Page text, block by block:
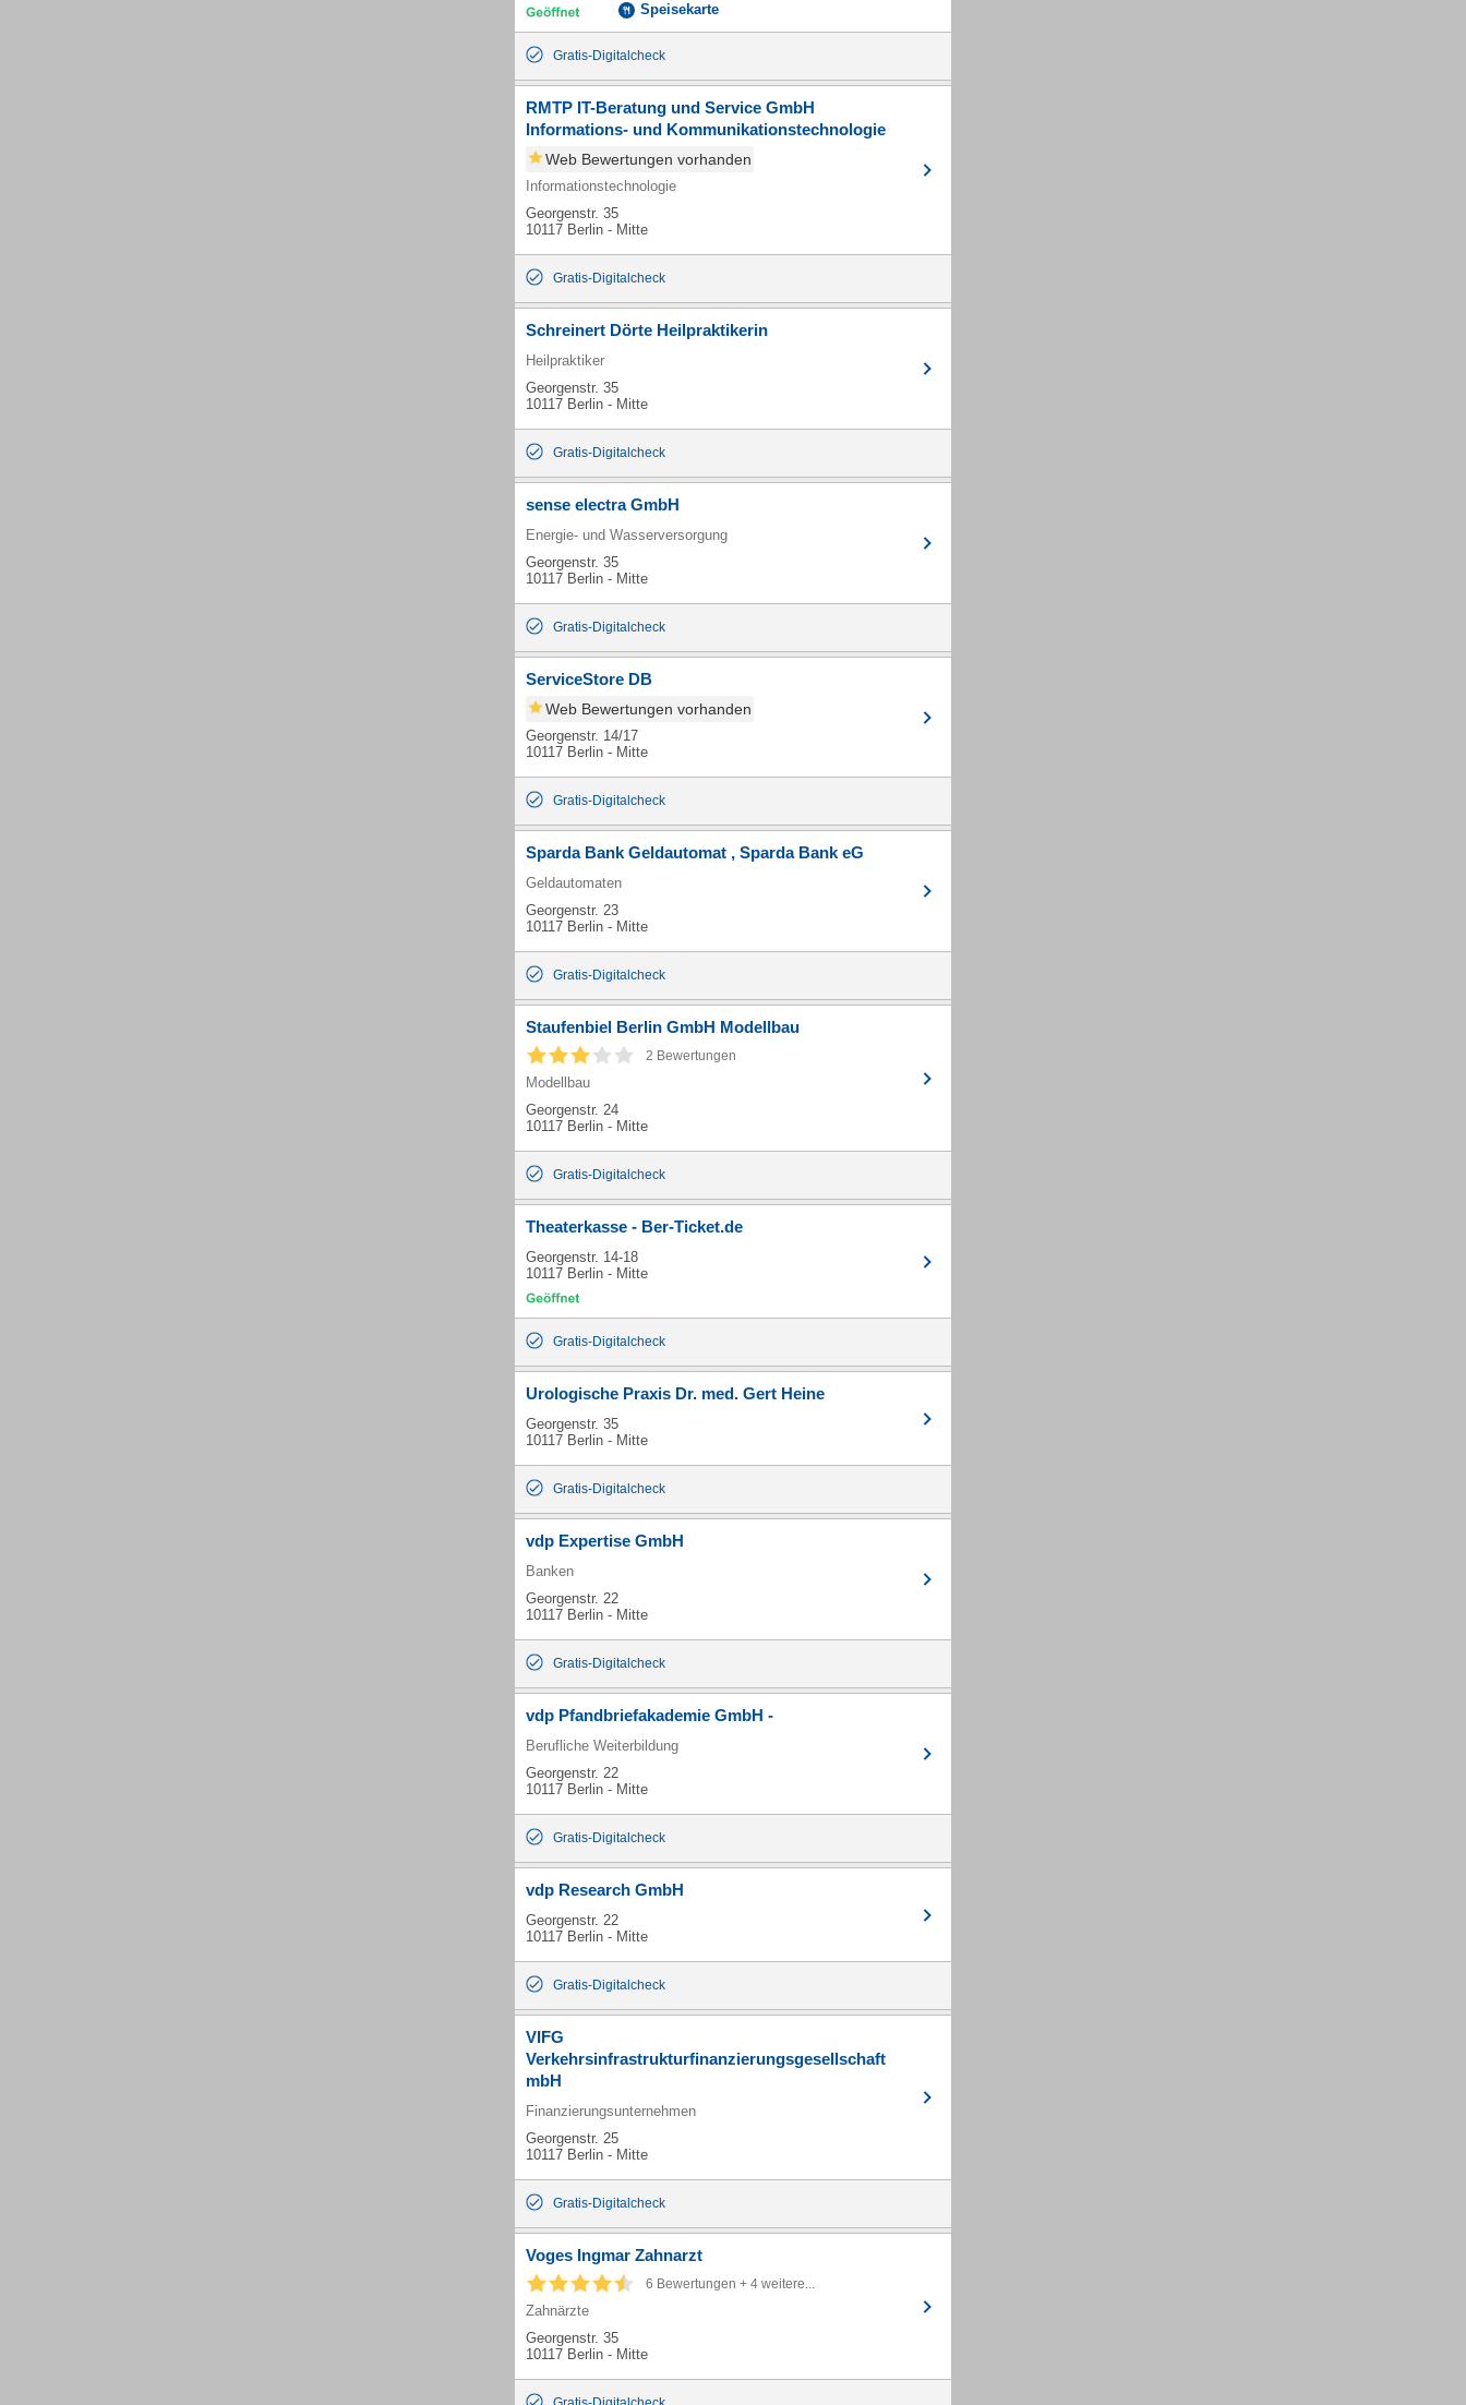
Speisekarte
Gratis-Digitalcheck
RMTP IT-Beratung und Service GmbH
Informations- und Kommunikationstechnologie
Web Bewertungen vorhanden
Informationstechnologie
Georgenstr. 35
10117 Berlin - Mitte
Gratis-Digitalcheck
Schreinert Dörte Heilpraktikerin
Heilpraktiker
Georgenstr. 35
10117 Berlin - Mitte
Gratis-Digitalcheck
sense electra GmbH
Energie- und Wasserversorgung
Georgenstr. 35
10117 Berlin - Mitte
Gratis-Digitalcheck
ServiceStore DB
Web Bewertungen vorhanden
Georgenstr. 14/17
10117 Berlin - Mitte
Gratis-Digitalcheck
Sparda Bank Geldautomat , Sparda Bank eG
Geldautomaten
Georgenstr. 23
10117 Berlin - Mitte
Gratis-Digitalcheck
Staufenbiel Berlin GmbH Modellbau
2 Bewertungen
Modellbau
Georgenstr. 24
10117 Berlin - Mitte
Gratis-Digitalcheck
Theaterkasse - Ber-Ticket.de
Georgenstr. 14-18
10117 Berlin - Mitte
Gratis-Digitalcheck
Urologische Praxis Dr. med. Gert Heine
Georgenstr. 35
10117 Berlin - Mitte
Gratis-Digitalcheck
vdp Expertise GmbH
Banken
Georgenstr. 22
10117 Berlin - Mitte
Gratis-Digitalcheck
vdp Pfandbriefakademie GmbH -
Berufliche Weiterbildung
Georgenstr. 22
10117 Berlin - Mitte
Gratis-Digitalcheck
vdp Research GmbH
Georgenstr. 22
10117 Berlin - Mitte
Gratis-Digitalcheck
VIFG
Verkehrsinfrastrukturfinanzierungsgesellschaft
mbH
Finanzierungsunternehmen
Georgenstr. 25
10117 Berlin - Mitte
Gratis-Digitalcheck
Voges Ingmar Zahnarzt
6 Bewertungen + 4 weitere...
Zahnärzte
Georgenstr. 35
10117 Berlin - Mitte